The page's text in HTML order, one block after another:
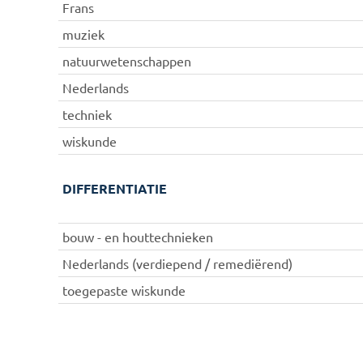
Frans
muziek
natuurwetenschappen
Nederlands
techniek
wiskunde
DIFFERENTIATIE
bouw - en houttechnieken
Nederlands (verdiepend / remediërend)
toegepaste wiskunde